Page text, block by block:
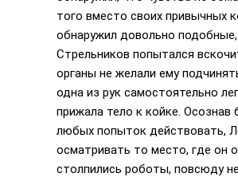
того вместо своих привычных
обнаружил довольно
Стрельников попытался
органы не желали ему
одна из рук самостоятельно
прижала тело к койке. Осознав
любых попыток действовать,
осматривать то место, где он
столпились роботы, повсюду